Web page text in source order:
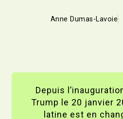
Anne Dumas-Lavoie
Depuis
Trump le 20 janvier
latine est en